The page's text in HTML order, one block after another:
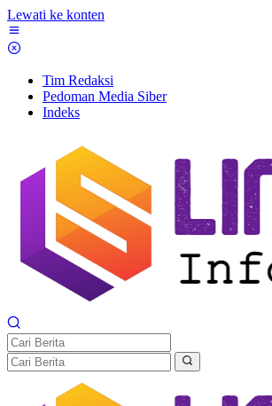
Lewati ke konten
Tim Redaksi
Pedoman Media Siber
Indeks